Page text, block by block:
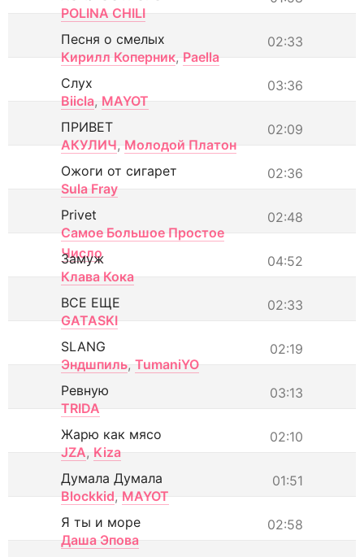
POLINA CHILI
02:33
Песня о смелых
Кирилл Коперник, Paella
03:36
Слух
Biicla, MAYOT
02:09
ПРИВЕТ
АКУЛИЧ, Молодой Платон
02:36
Ожоги от сигарет
Sula Fray
02:48
Privet
Самое Большое Простое
Число
04:52
Замуж
Клава Кока
02:33
ВСЕ ЕЩЕ
GATASKI
02:19
SLANG
Эндшпиль, TumaniYO
03:13
Ревную
TRIDA
02:10
Жарю как мясо
JZA, Kiza
01:51
Думала Думала
Blockkid, MAYOT
02:58
Я ты и море
Даша Эпова